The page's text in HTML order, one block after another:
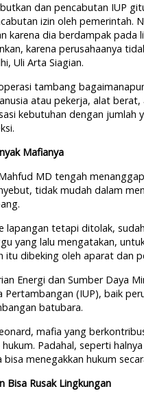
dan pencabutan IUP
izin oleh pemerintah.
karena dia berdampak pada
karena perusahaanya
Uli Arta Siagian.
tambang
atau pekerja, alat
kebutuhan dengan jumlah
Mafianya
MD tengah
tidak mudah dalam
lapangan tetapi ditolak,
yang lalu mengatakan,
itu dibeking oleh aparat dan
Energi dan Sumber Daya
Pertambangan (IUP), baik
batubara.
mafia yang
hukum. Padahal, seperti halnya
bisa menegakkan hukum
Bisa Rusak Lingkungan